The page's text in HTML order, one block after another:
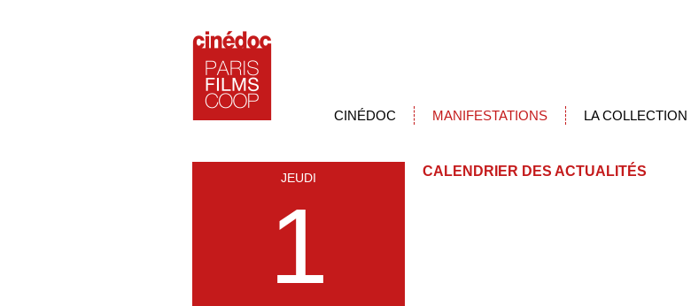
CINÉDOC MANIFESTATIONS LA COLLECTION
JEUDI
1
CALENDRIER DES ACTUALITÉS